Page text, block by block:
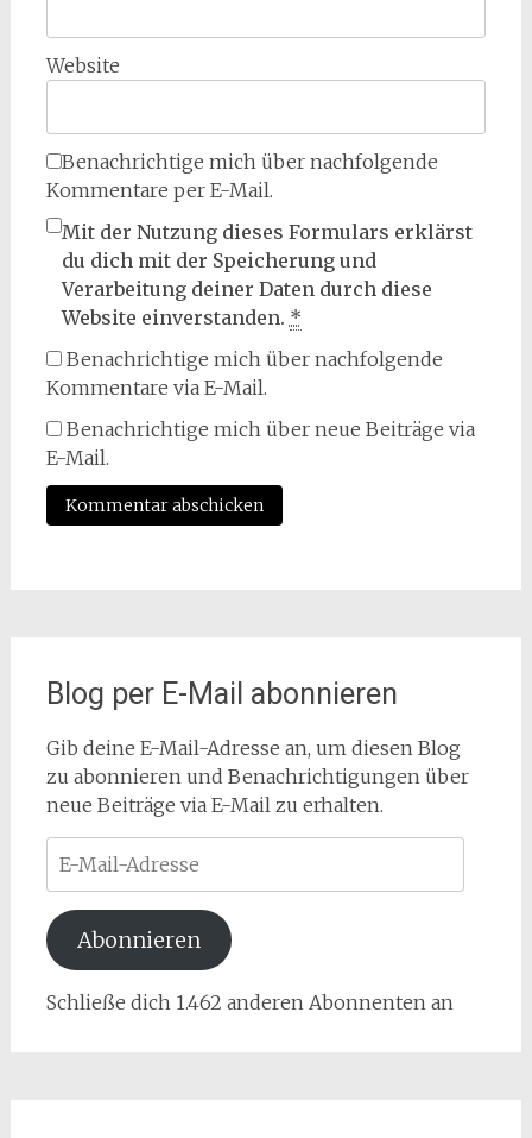
Website
Benachrichtige mich über nachfolgende
Kommentare per E-Mail.
Mit der Nutzung dieses Formulars erklärst
du dich mit der Speicherung und
Verarbeitung deiner Daten durch diese
Website einverstanden. *
Benachrichtige mich über nachfolgende
Kommentare via E-Mail.
Benachrichtige mich über neue Beiträge via
E-Mail.
Blog per E-Mail abonnieren
Gib deine E-Mail-Adresse an, um diesen Blog
zu abonnieren und Benachrichtigungen über
neue Beiträge via E-Mail zu erhalten.
Mail-
Adresse
Abonnieren
Schließe dich 1.462 anderen Abonnenten an